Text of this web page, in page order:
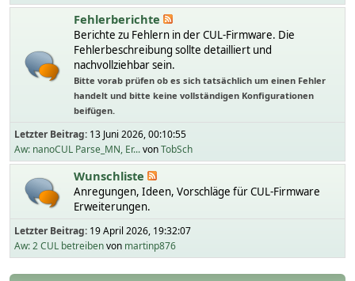
Fehlerberichte
Berichte zu Fehlern in der CUL-Firmware. Die
Fehlerbeschreibung sollte detailliert und
nachvollziehbar sein.
Bitte vorab prüfen ob es sich tatsächlich um einen Fehler
handelt und bitte keine vollständigen Konfigurationen
beifügen.
Letzter Beitrag: 13 Juni 2026, 00:10:55
Aw: nanoCUL Parse_MN, Er...vonTobSch
Wunschliste
Anregungen, Ideen, Vorschläge für CUL-Firmware
Erweiterungen.
Letzter Beitrag: 19 April 2026, 19:32:07
Aw: 2 CUL betreibenvon martinp876